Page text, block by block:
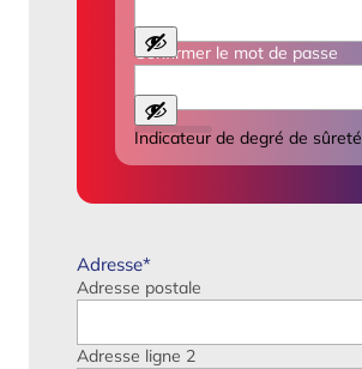
Confirmer le mot de passe
Indicateur de degré de sûreté
Adresse*
Adresse postale
Adresse ligne 2